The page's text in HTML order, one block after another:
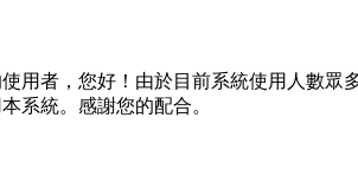
用者，您好！由於目前系統使用人數眾
系統。感謝您的配合。